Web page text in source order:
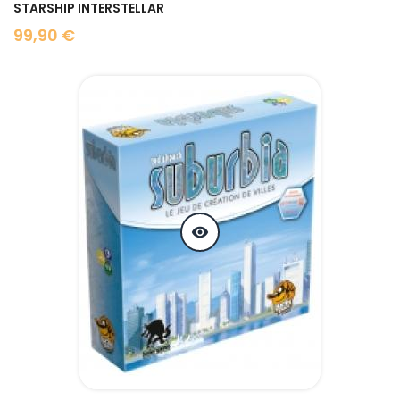
STARSHIP INTERSTELLAR
99,90 €
Prix
visibility